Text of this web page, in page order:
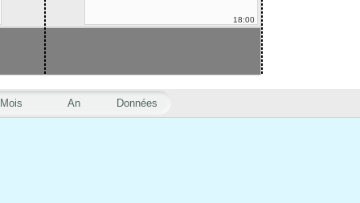
Mois An Données
18:00